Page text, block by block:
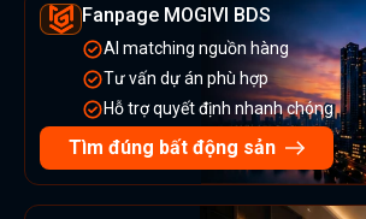
Fanpage MOGIVI BDS
AI matching nguồn hàng
Tư vấn dự án phù hợp
Hỗ trợ quyết định nhanh chóng
Tìm đúng bất động sản